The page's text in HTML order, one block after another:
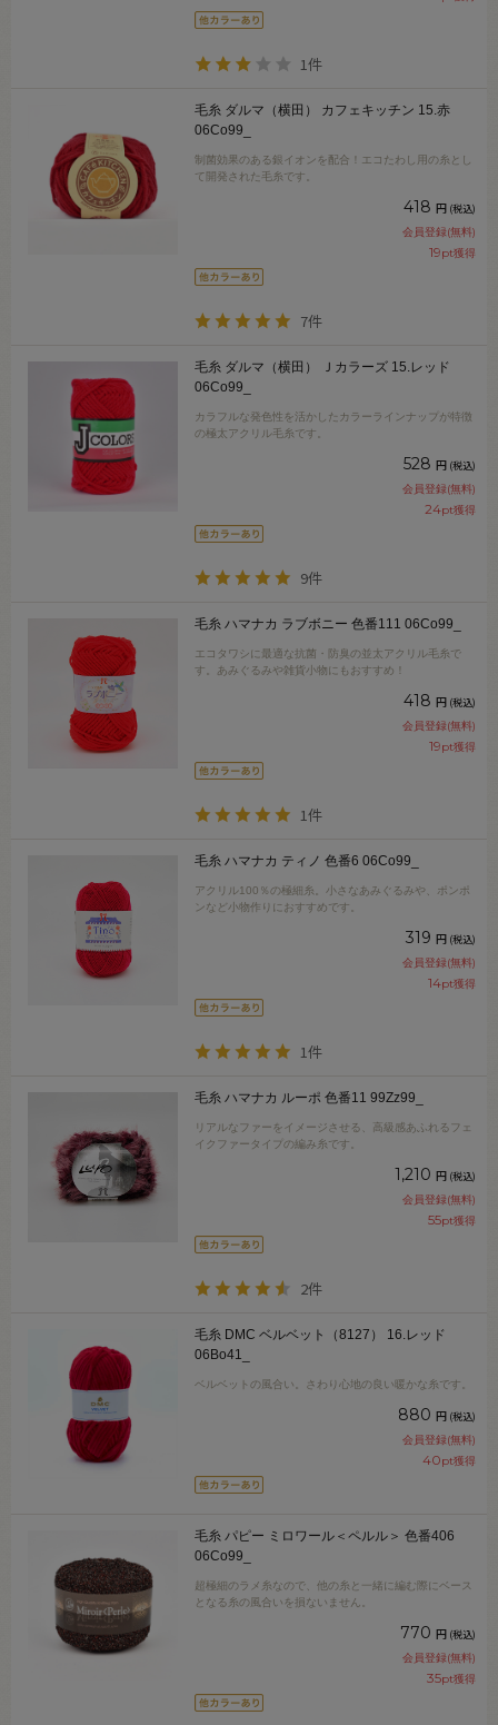
1件
毛糸 ダルマ（横田） カフェキッチン 15.赤
06Co99_
制菌効果のある銀イオンを配合！エコたわし用の糸とし
て開発された毛糸です。
418 円 (税込)
会員登録(無料)
19pt獲得
7件
毛糸 ダルマ（横田） Ｊカラーズ 15.レッド
06Co99_
カラフルな発色性を活かしたカラーラインナップが特徴
の極太アクリル毛糸です。
528 円 (税込)
会員登録(無料)
24pt獲得
9件
毛糸 ハマナカ ラブボニー 色番111 06Co99_
エコタワシに最適な抗菌・防臭の並太アクリル毛糸で
す。あみぐるみや雑貨小物にもおすすめ！
418 円 (税込)
会員登録(無料)
19pt獲得
1件
毛糸 ハマナカ ティノ 色番6 06Co99_
アクリル100％の極細糸。小さなあみぐるみや、ポンポ
ンなど小物作りにおすすめです。
319 円 (税込)
会員登録(無料)
14pt獲得
1件
毛糸 ハマナカ ルーポ 色番11 99Zz99_
リアルなファーをイメージさせる、高級感あふれるフェ
イクファータイプの編み糸です。
1,210 円 (税込)
会員登録(無料)
55pt獲得
2件
毛糸 DMC ベルベット（8127） 16.レッド
06Bo41_
ベルベットの風合い。さわり心地の良い暖かな糸です。
880 円 (税込)
会員登録(無料)
40pt獲得
毛糸 パピー ミロワール＜ペルル＞ 色番406
06Co99_
超極細のラメ糸なので、他の糸と一緒に編む際にベース
となる糸の風合いを損ないません。
770 円 (税込)
会員登録(無料)
35pt獲得